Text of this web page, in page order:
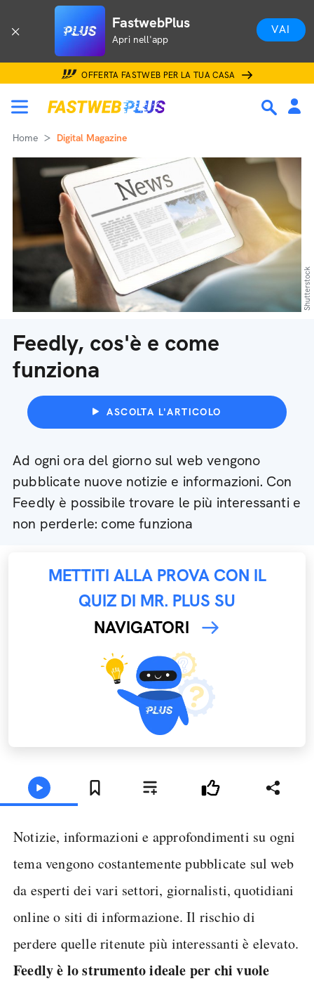
FastwebPlus
Apri nell'app
VAI
OFFERTA FASTWEB PER LA TUA CASA
Home Digital Magazine
Feedly, cos'è e come
funziona
ASCOLTA L'ARTICOLO
Ad ogni ora del giorno sul web vengono
pubblicate nuove notizie e informazioni. Con
Feedly è possibile trovare le più interessanti e
non perderle: come funziona
Shutterstock
METTITI ALLA PROVA CON IL
QUIZ DI MR. PLUS SU
NAVIGATORI
Notizie, informazioni e approfondimenti su ogni
tema vengono costantemente pubblicate sul web
da esperti dei vari settori, giornalisti, quotidiani
online o siti di informazione. Il rischio di
perdere quelle ritenute più interessanti è elevato.
Feedly è lo strumento ideale per chi vuole